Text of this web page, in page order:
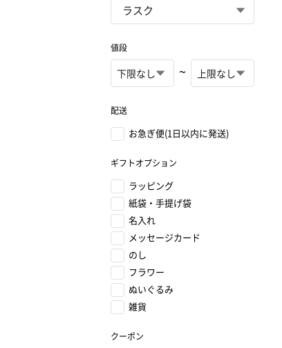
値段
~
配送
お急ぎ便(1日以内に発送)
ギフトオプション
ラッピング
紙袋・手提げ袋
名入れ
メッセージカード
のし
フラワー
ぬいぐるみ
雑貨
クーポン